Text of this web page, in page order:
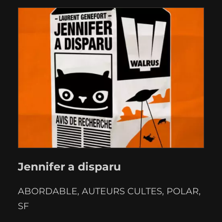
Jennifer a disparu
ABORDABLE, AUTEURS CULTES, POLAR
SF